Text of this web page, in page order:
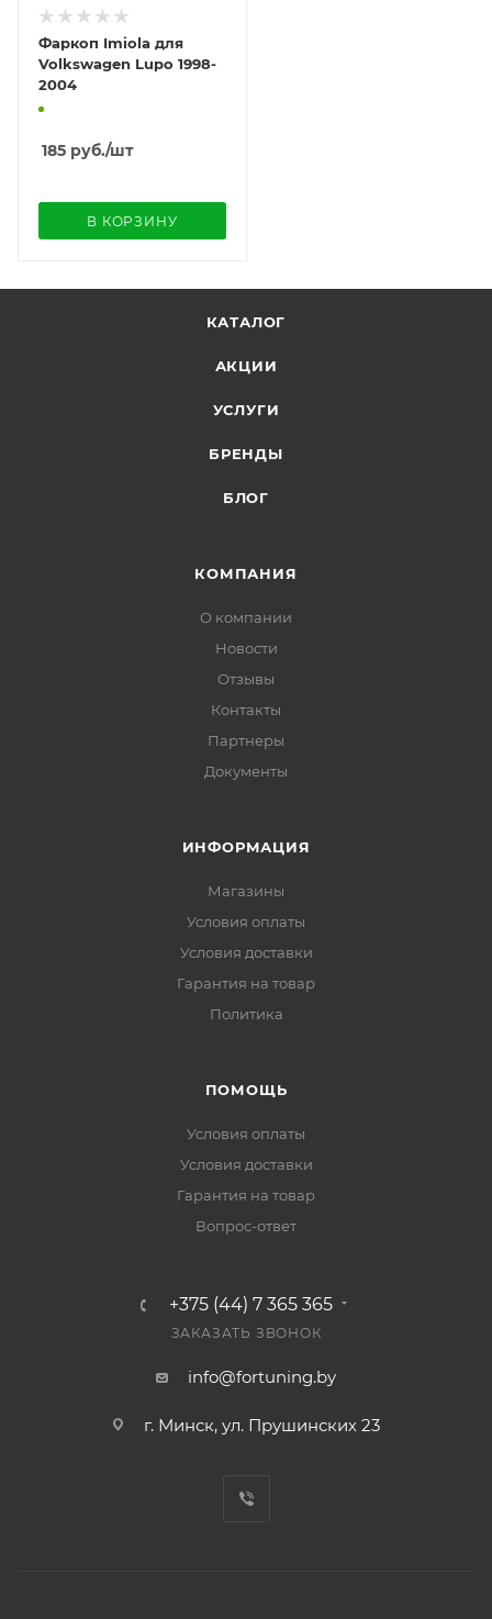
Фаркоп Imiola для
Volkswagen Lupo 1998-
2004
185 руб./шт
В КОРЗИНУ
КАТАЛОГ
АКЦИИ
УСЛУГИ
БРЕНДЫ
БЛОГ
КОМПАНИЯ
О компании
Новости
Отзывы
Контакты
Партнеры
Документы
ИНФОРМАЦИЯ
Магазины
Условия оплаты
Условия доставки
Гарантия на товар
Политика
ПОМОЩЬ
Условия оплаты
Условия доставки
Гарантия на товар
Вопрос-ответ
+375 (44) 7 365 365
ЗАКАЗАТЬ ЗВОНОК
info@fortuning.by
г. Минск, ул. Прушинских 23